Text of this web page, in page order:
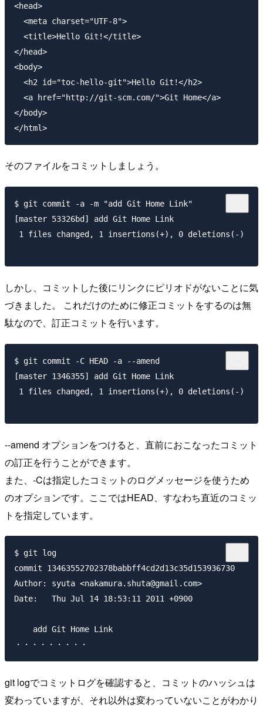
<head>
  <meta charset="UTF-8">
  <title>Hello Git!</title>
</head>
<body>
  <h2 id="toc-hello-git">Hello Git!</h2>
  <a href="http://git-scm.com/">Git Home</a>
</body>
そのファイルをコミットしましょう。
$ git commit -a -m "add Git Home Link"
[master 53326bd] add Git Home Link
1 files changed, 1 insertions(+), 0 deletions(-)
しかし、コミットした後にリンクにピリオドがないことに気
づきました。 これだけのために修正コミットをするのは無
駄なので、訂正コミットを行います。
$ git commit -C HEAD -a --amend
[master 1346355] add Git Home Link
1 files changed, 1 insertions(+), 0 deletions(-)
--amend オプションをつけると、直前におこなったコミット
の訂正を行うことができます。
また、-Cは指定したコミットのログメッセージを使うため
のオプションです。ここではHEAD、すなわち直近のコミッ
トを指定しています。
$ git log
commit 13463552702378babbff4cd2d13c35d153936730
Author: syuta <nakamura.shuta@gmail.com>
Date:   Thu Jul 14 18:53:11 2011 +0900
    add Git Home Link
git logでコミットログを確認すると、コミットのハッシュは
変わっていますが、それ以外は変わっていないことがわかり